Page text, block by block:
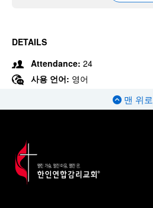
DETAILS
Attendance: 24
사용 언어: 영어
맨 위로